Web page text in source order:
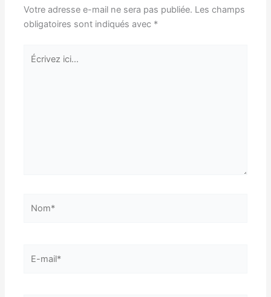
Votre adresse e-mail ne sera pas publiée. Les champs
obligatoires sont indiqués avec *
Écrivez
ici…
mail*